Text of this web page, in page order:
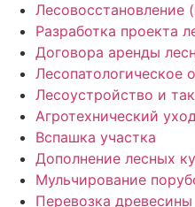
Лесовосстановление
Разработка проекта
Договора аренды
Лесопатологическое
Лесоустройство и
Агротехнический
Вспашка участка
Дополнение лесных
Мульчирование
Перевозка древесины